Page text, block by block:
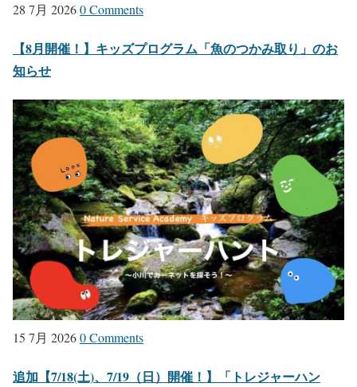
28 7月 20260 Comments
【8月開催！】キッズプログラム「魚のつかみ取り」のお
知らせ
15 7月 20260 Comments
追加【7/18(土)、7/19（日）開催！】「トレジャーハン